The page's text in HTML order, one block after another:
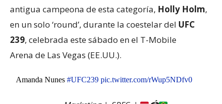
antigua campeona de esta categoría, Holly Holm,
en un solo ‘round’, durante la coestelar del UFC
239, celebrada este sábado en el T-Mobile
Arena de Las Vegas (EE.UU.).
Amanda Nunes#UFC239 pic.twitter.com/rWup5NDfv0